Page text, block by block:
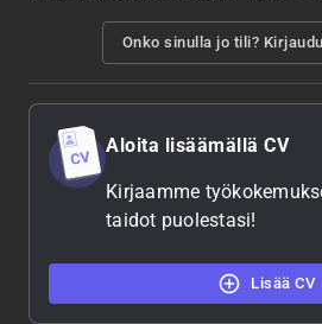
Onko sinulla jo tili?
Aloita lisäämällä CV
Kirjaamme
taidot puolestasi!
Lisää CV